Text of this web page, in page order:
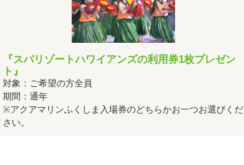
ランキングで1位になりました！
キングで
1位になりました！
で
1位
になりました！
キングで
1位
で 1位になりました！
キングで1位になりました！
キングで
キングで
『スパリゾートハワイアンズの利用券1枚プレゼン
ト』
対象：ご希望の方全員
期間：通年
※アクアマリンふくしま入場券のどちらかお一つお選びくだ
さい。